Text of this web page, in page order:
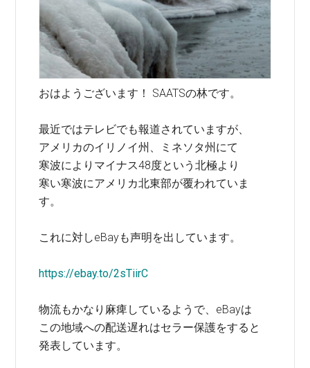
おはようございます！ SAATSの林です。
最近ではテレビでも報道されていますが、
アメリカのイリノイ州、ミネソタ州にて
寒波によりマイナス48度という北極より
寒い寒波にアメリカ北東部が覆われていま
す。
これに対しeBayも声明を出しています。
https://ebay.to/2sTiirC
物流もかなり麻痺しているようで、eBayは
この地域への配送遅れはセラー保護をすると
発表しています。